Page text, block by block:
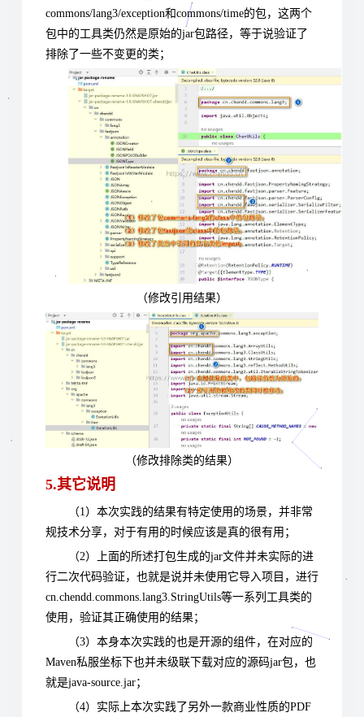
commons/lang3/exception和commons/time的包，这两个
包中的工具类仍然是原始的jar包路径，等于说验证了
排除了一些不变更的类；
（修改引用结果）
（修改排除类的结果）
5.其它说明
（1）本次实践的结果有特定使用的场景，并非常
规技术分享，对于有用的时候应该是真的很有用；
（2）上面的所述打包生成的jar文件并未实际的进
行二次代码验证，也就是说并未使用它导入项目，进行
cn.chendd.commons.lang3.StringUtils等一系列工具类的
使用，验证其正确使用的结果；
（3）本身本次实践的也是开源的组件，在对应的
Maven私服坐标下也并未级联下载对应的源码jar包，也
就是java-source.jar；
（4）实际上本次实践了另外一款商业性质的PDF